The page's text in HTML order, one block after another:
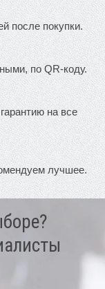
после покупки.
по QR-коду.
на все
лучшее.